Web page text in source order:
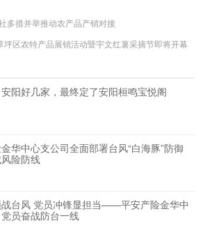
多措并举推动农产品产销对接
坪区农特产品展销活动暨宇文红薯采摘节即将开幕
阳好几家，最终定了安阳桓鸣宝悦阁
华中心支公司全面部署台风“白海豚”防御
险防线
战台风 党员冲锋显担当——平安产险金华中
员奋战防台一线